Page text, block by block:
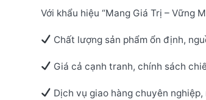
Với khẩu hiệu “Mang Giá Trị – Vững
Chất lượng sản phẩm ổn định,
Giá cả cạnh tranh, chính sách
Dịch vụ giao hàng chuyên